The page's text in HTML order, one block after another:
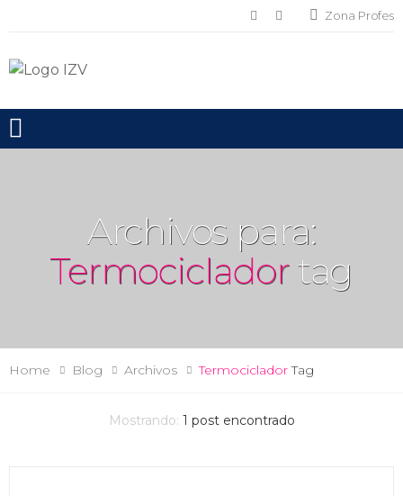
Zona Profes
Toggle mobile menu
Archivos para:
Termocicladortag
Home Blog Archivos TermocicladorTag
Mostrando: 1 post encontrado